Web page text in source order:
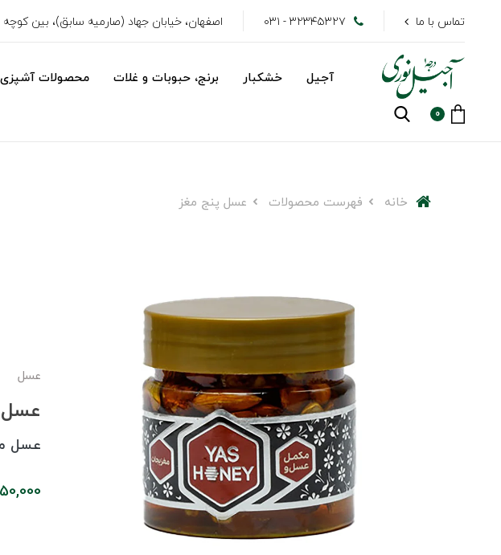
تماس با ما ۳۲۳۴۵۳۲۷ - ۰۳۱ اصفهان، خیابان جهاد (صارمیه سابق)، بین کوچه ۱۲ و ۱۴
آجیل خشکبار برنج، حبوبات و غلات محصولات آشپزی
0
خانه فهرست محصولات عسل پنج مغز
عسل
عسل
عسل